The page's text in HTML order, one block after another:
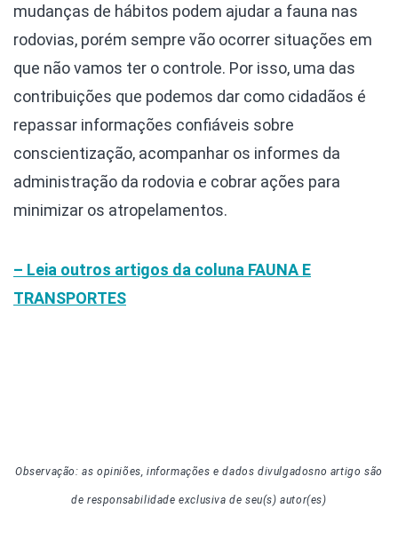
mudanças de hábitos podem ajudar a fauna nas
rodovias, porém sempre vão ocorrer situações em
que não vamos ter o controle. Por isso, uma das
contribuições que podemos dar como cidadãos é
repassar informações confiáveis sobre
conscientização, acompanhar os informes da
administração da rodovia e cobrar ações para
minimizar os atropelamentos.
– Leia outros artigos da coluna FAUNA E
TRANSPORTES
Observação: as opiniões, informações e dados divulgadosno artigosão
de responsabilidade exclusiva de seu(s) autor(es)